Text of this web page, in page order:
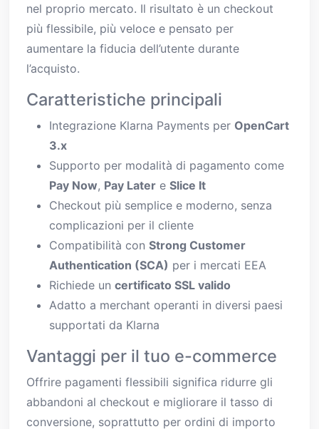
nel proprio mercato. Il risultato è un checkout
più flessibile, più veloce e pensato per
aumentare la fiducia dell’utente durante
l’acquisto.
Caratteristiche principali
Integrazione Klarna Payments per OpenCart
3.x
Supporto per modalità di pagamento come
Pay Now, Pay Later e Slice It
Checkout più semplice e moderno, senza
complicazioni per il cliente
Compatibilità con Strong Customer
Authentication (SCA) per i mercati EEA
Richiede un certificato SSL valido
Adatto a merchant operanti in diversi paesi
supportati da Klarna
Vantaggi per il tuo e-commerce
Offrire pagamenti flessibili significa ridurre gli
abbandoni al checkout e migliorare il tasso di
conversione, soprattutto per ordini di importo